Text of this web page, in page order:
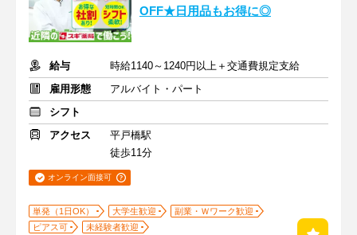
OFF★日用品もお得に◎
給与
時給1140～1240円以上＋交通費規定支給
雇用形態
アルバイト・パート
シフト
アクセス
平戸橋駅
徒歩11分
オンライン面接可
単発（1日OK） 大学生歓迎
副業・Ｗワーク歓迎
ピアス可
未経験者歓迎